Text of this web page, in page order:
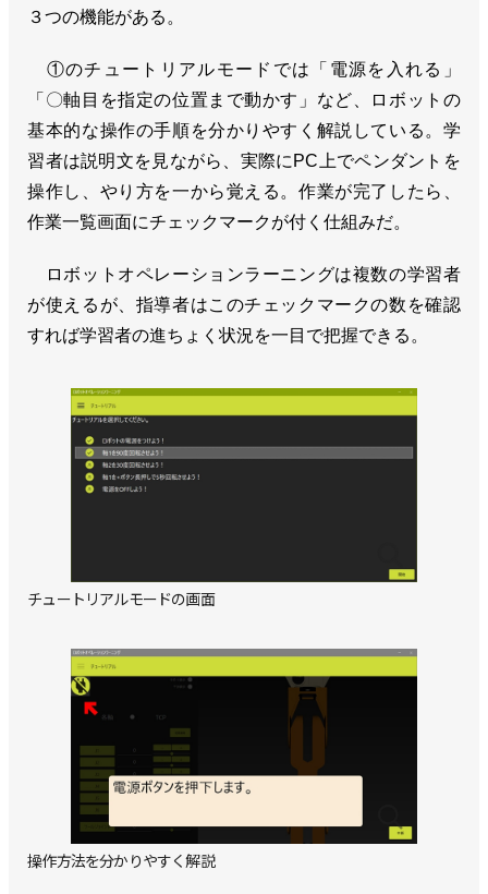
３つの機能がある。
①のチュートリアルモードでは「電源を入れる」
「〇軸目を指定の位置まで動かす」など、ロボットの
基本的な操作の手順を分かりやすく解説している。学
習者は説明文を見ながら、実際にPC上でペンダントを
操作し、やり方を一から覚える。作業が完了したら、
作業一覧画面にチェックマークが付く仕組みだ。
ロボットオペレーションラーニングは複数の学習者
が使えるが、指導者はこのチェックマークの数を確認
すれば学習者の進ちょく状況を一目で把握できる。
チュートリアルモードの画面
操作方法を分かりやすく解説